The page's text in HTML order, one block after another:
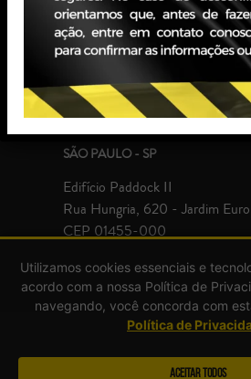
Edifício JBZ
Av. Carlos Gomes, 400 - Boa
CEP 90480-900
+55 51 3093.7300
SÃO PAULO - SP
Edifício Paddock II
Rua Hungria, 620 - Jardim
CEP 01455-000
+55 51 3093.7300
Utilizamos cookies essenciais e
acordo com a nossa Política de
navegando, você concorda com
Política de
Aceitar Todos